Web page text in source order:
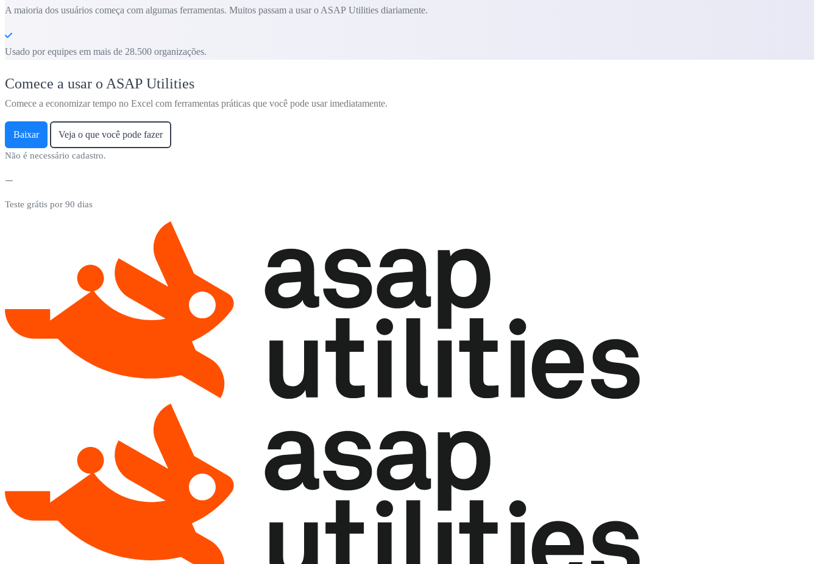
A maioria dos usuários começa com algumas ferramentas. Muitos passam a usar o ASAP Utilities diariamente.
Usado por equipes em mais de 28.500 organizações.
Comece a usar o ASAP Utilities
Comece a economizar tempo no Excel com ferramentas práticas que você pode usar imediatamente.
Baixar Veja o que você pode fazer
Não é necessário cadastro.
Teste grátis por 90 dias